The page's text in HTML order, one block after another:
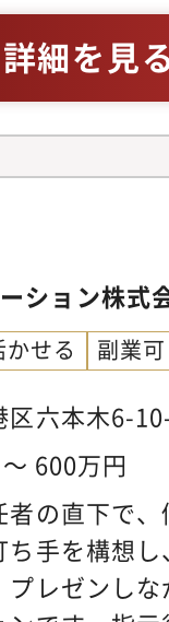
の採用・育
プライアン
活用した次
法務責任者
ョンとして
会議・交渉
に関わるこ
務にとどま
に伴うコン
書類の整備
可能です。
やリリース
も向き合い
ドを磨いて
点で法務と
成長にダイ
ジングでや
具体的な業
と連携しつ
※業務上、英
書の作成、
企業子会社
おける法務
ル対応が可
ル）
詳細を見
ション株式
せる 副業可
区六本木6-
（本社）ア
本木」駅1C
て直結）
400万円～ 600万円
者の直下で
ち手を構想
プレゼンし